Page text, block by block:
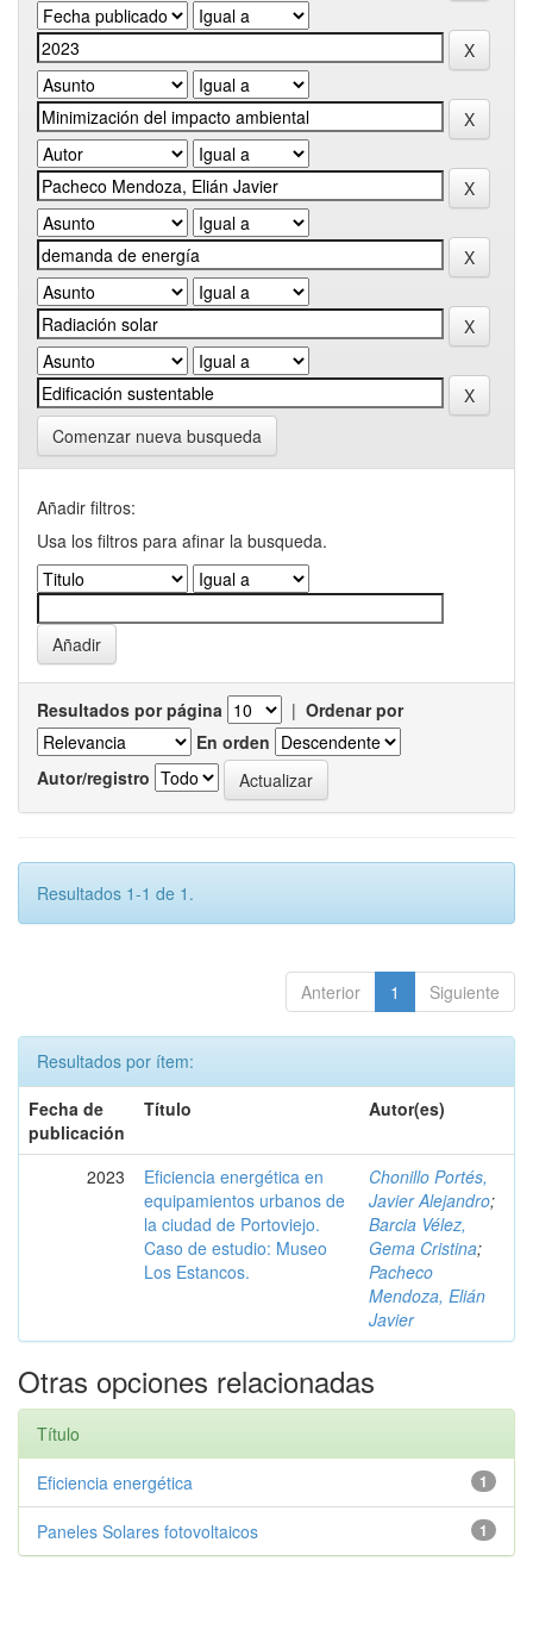
Comenzar nueva busqueda
Añadir filtros:
Usa los filtros para afinar la busqueda.
Resultados por página | Ordenar por
En orden
Autor/registro
Resultados 1-1 de 1.
Anterior 1 Siguiente
Resultados por ítem:
Fecha de
publicación
Título Autor(es)
2023
Eficiencia energética en
equipamientos urbanos de
la ciudad de Portoviejo.
Caso de estudio: Museo
Los Estancos.
Chonillo Portés,
Javier Alejandro;
Barcia Vélez,
Gema Cristina;
Pacheco
Mendoza, Elián
Javier
Otras opciones relacionadas
Título
1
Eficiencia energética
1
Paneles Solares fotovoltaicos